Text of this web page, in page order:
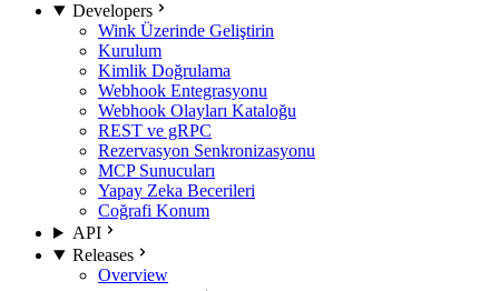
Developers
Wink Üzerinde Geliştirin
Kurulum
Kimlik Doğrulama
Webhook Entegrasyonu
Webhook Olayları Kataloğu
REST ve gRPC
Rezervasyon Senkronizasyonu
MCP Sunucuları
Yapay Zeka Becerileri
Coğrafi Konum
API
Releases
Overview